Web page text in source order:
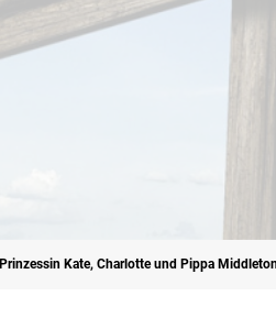
Prinzessin Kate, Charlotte und Pippa